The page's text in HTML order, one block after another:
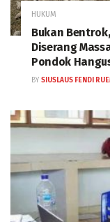
HUKUM
Bukan
Diserang
Pondok
BY SIUSLAUS FENDI